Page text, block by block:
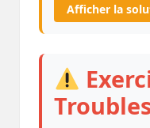
Afficher la